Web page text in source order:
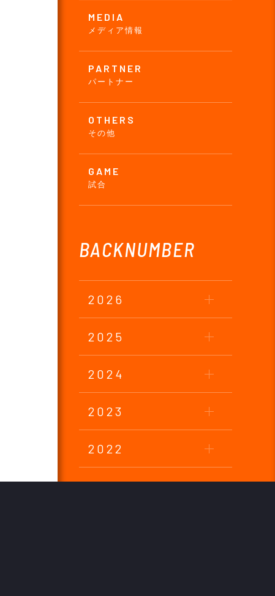
MEDIA
メディア情報
PARTNER
パートナー
OTHERS
その他
GAME
試合
BACKNUMBER
2026
2025
2024
2023
2022
2021